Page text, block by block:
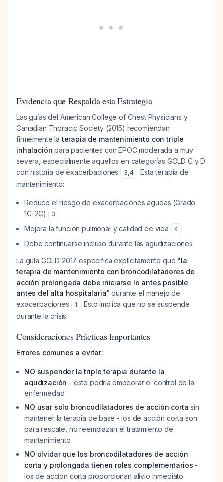
Evidencia que Respalda esta Estrategia
Las guías del American College of Chest Physicians y
Canadian Thoracic Society (2015) recomiendan
firmemente laterapia de mantenimiento con triple
inhalación para pacientes con EPOC moderada a muy
severa, especialmente aquellos en categorías GOLD C y D
con historia de exacerbaciones
3,4 . Esta terapia de
mantenimiento:
Reduce el riesgo de exacerbaciones agudas (Grado
1C-2C)
3
Mejora la función pulmonar y calidad de vida 4
Debe continuarse incluso durante las agudizaciones
La guía GOLD 2017 especifica explícitamente que "la
terapia de mantenimiento con broncodilatadores de
acción prolongada debe iniciarse lo antes posible
antes del alta hospitalaria" durante el manejo de
exacerbaciones
1 . Esto implica que no se suspende
durante la crisis.
Consideraciones Prácticas Importantes
Errores comunes a evitar:
NO suspender la triple terapia durante la
agudización - esto podría empeorar el control de la
enfermedad
NO usar solo broncodilatadores de acción corta sin
mantener la terapia de base - los de acción corta son
para rescate, no reemplazan el tratamiento de
mantenimiento
NO olvidar que los broncodilatadores de acción
corta y prolongada tienen roles complementarios -
los de acción corta proporcionan alivio inmediato